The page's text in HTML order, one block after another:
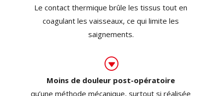
Le contact thermique brûle les tissus tout en
coagulant les vaisseaux, ce qui limite les
saignements.
G
Moins de douleur post-opératoire
qu’une méthode mécanique, surtout si réalisée